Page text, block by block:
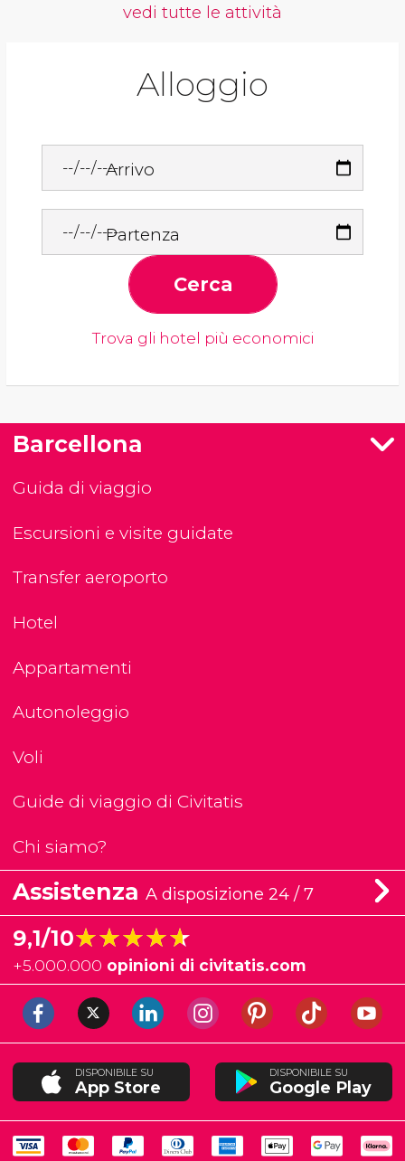
vedi tutte le attività
Alloggio
Arrivo
Partenza
Cerca
Trova gli hotel più economici
Barcellona
Guida di viaggio
Escursioni e visite guidate
Transfer aeroporto
Hotel
Appartamenti
Autonoleggio
Voli
Guide di viaggio di Civitatis
Chi siamo?
Assistenza A disposizione 24 / 7
9,1/10★★★★★
★★★★★
+5.000.000 opinioni di civitatis.com
DISPONIBILE SU
App Store
DISPONIBILE SU
Google Play